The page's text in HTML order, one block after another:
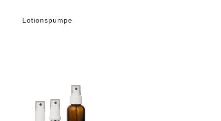
Lotionspumpe